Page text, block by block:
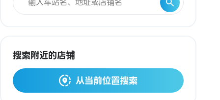
搜索附近的店铺
从当前位置搜索